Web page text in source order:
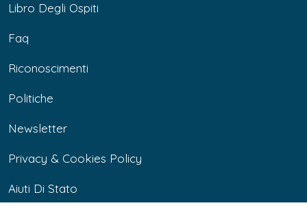
Libro Degli Ospiti
Faq
Riconoscimenti
Politiche
Newsletter
Privacy & Cookies Policy
Aiuti Di Stato